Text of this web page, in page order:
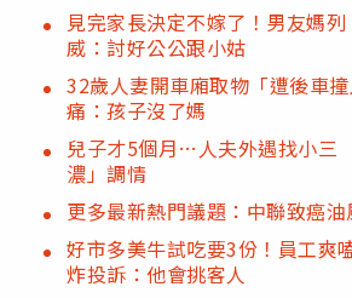
見完家長決定不嫁了！男友媽
威：討好公公跟小姑
32歲人妻開車廂取物「遭後車
痛：孩子沒了媽
兒子才5個月…人夫外遇找小三
濃」調情
更多最新熱門議題：中聯致癌油
好市多美牛試吃要3份！員工
炸投訴：他會挑客人